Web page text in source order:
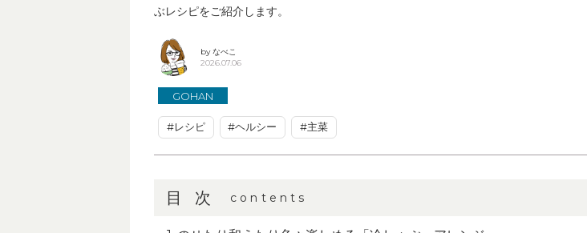
ぶレシピをご紹介します。
by なべこ
2026.07.06
GOHAN
#レシピ #ヘルシー #主菜
目次 contents